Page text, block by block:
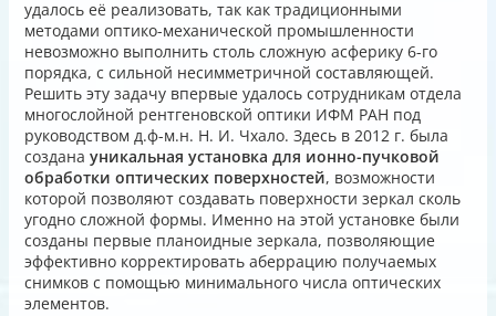
удалось её реализовать, так как традиционными
методами оптико-механической промышленности
невозможно выполнить столь сложную асферику 6-го
порядка, с сильной несимметричной составляющей.
Решить эту задачу впервые удалось сотрудникам отдела
многослойной рентгеновской оптики ИФМ РАН под
руководством д.ф-м.н. Н. И. Чхало. Здесь в 2012 г. была
создана уникальная установка для ионно-пучковой
обработки оптических поверхностей, возможности
которой позволяют создавать поверхности зеркал сколь
угодно сложной формы. Именно на этой установке были
созданы первые планоидные зеркала, позволяющие
эффективно корректировать аберрацию получаемых
снимков с помощью минимального числа оптических
элементов.